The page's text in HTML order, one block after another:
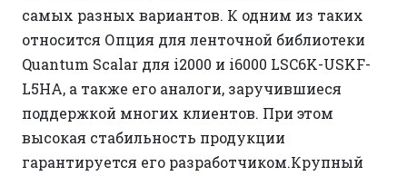
самых разных вариантов. К одним из таких
относится Опция для ленточной библиотеки
Quantum Scalar для i2000 и i6000 LSC6K-USKF-
L5HA, а также его аналоги, заручившиеся
поддержкой многих клиентов. При этом
высокая стабильность продукции
гарантируется его разработчиком.Крупный